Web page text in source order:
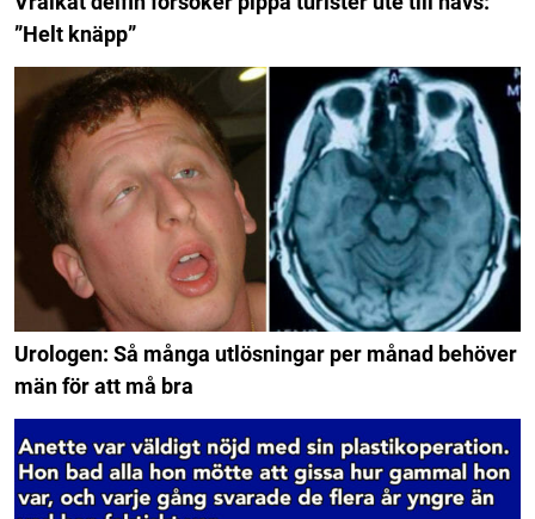
”Helt knäpp”
Urologen: Så många utlösningar per månad behöver
män för att må bra